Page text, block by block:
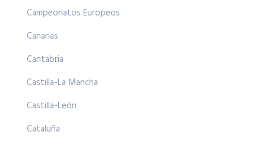
Campeonatos Europeos
Canarias
Cantabria
Castilla-La Mancha
Castilla-León
Cataluña